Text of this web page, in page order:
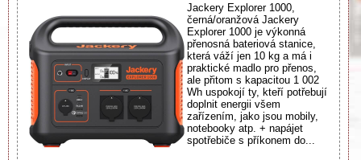
Jackery Explorer 1000,
černá/oranžová Jackery
Explorer 1000 je výkonná
přenosná bateriová stanice,
která váží jen 10 kg a má i
praktické madlo pro přenos,
ale přitom s kapacitou 1 002
Wh uspokojí ty, kteří potřebují
doplnit energii všem
zařízením, jako jsou mobily,
notebooky atp. + napájet
spotřebiče s příkonem do...